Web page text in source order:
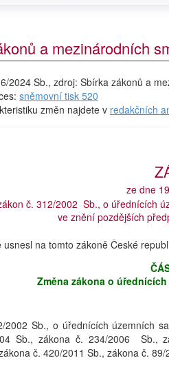
a mezinárodních
2024 Sb., zdroj: Sbírka zákonů a
sněmovní tisk 520
změn najdete v redakčních
ze dne
č. 312/2002 Sb., o úřednících
ve znění pozdějších
usnesl na tomto zákoně České
Změna zákona o
2002 Sb., o úřednících územních
Sb., zákona č. 234/2006 Sb.,
č. 420/2011 Sb., zákona č.